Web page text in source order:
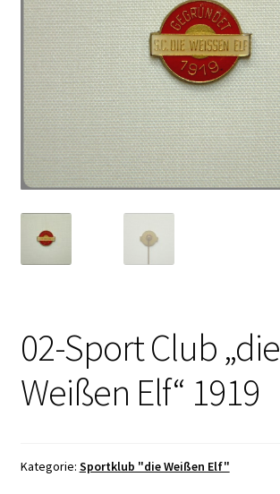
02-Sport Club „die
Weißen Elf“ 1919
Kategorie: Sportklub "die Weißen Elf"